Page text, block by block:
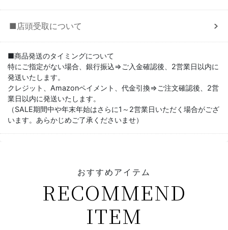
■店頭受取について
■商品発送のタイミングについて
特にご指定がない場合、銀行振込⇒ご入金確認後、2営業日以内に
発送いたします。
クレジット、Amazonペイメント、代金引換⇒ご注文確認後、2営
業日以内に発送いたします。
（SALE期間中や年末年始はさらに1～2営業日いただく場合がござ
います。あらかじめご了承くださいませ）
おすすめアイテム
RECOMMEND
ITEM